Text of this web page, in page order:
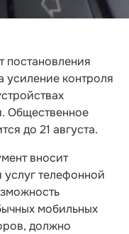
постановления
усиление контроля
Общественное
до 21 августа.
вносит
телефонной
мобильных
должно